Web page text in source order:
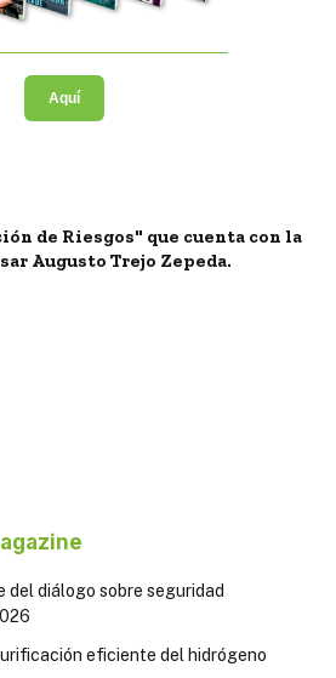
Aquí
de Riesgos" que cuenta con la
Augusto Trejo Zepeda.
del diálogo sobre seguridad
eficiente del hidrógeno